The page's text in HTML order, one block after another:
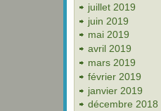
juillet 2019
juin 2019
mai 2019
avril 2019
mars 2019
février 2019
janvier 2019
décembre 2018